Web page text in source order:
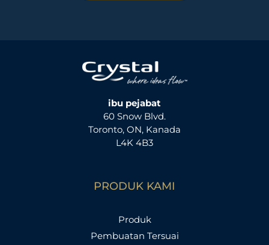
ibu pejabat
60 Snow Blvd.
Toronto, ON, Kanada
L4K 4B3
PRODUK KAMI
Produk
Pembuatan Tersuai